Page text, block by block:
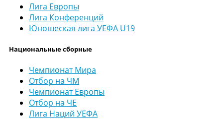
Лига Европы
Лига Конференций
Юношеская лига УЕФА U19
Национальные сборные
Чемпионат Мира
Отбор на ЧМ
Чемпионат Европы
Отбор на ЧЕ
Лига Наций УЕФА